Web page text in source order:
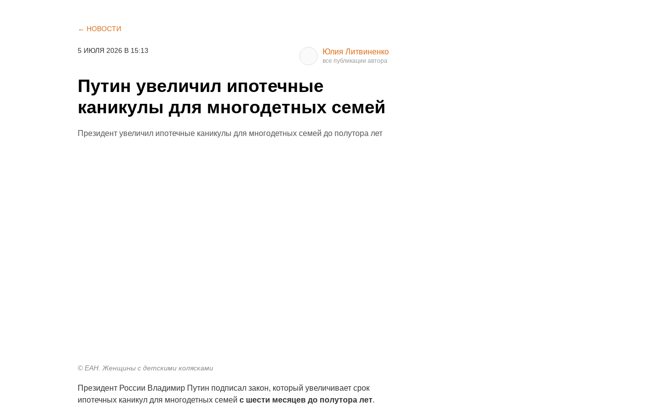
← НОВОСТИ
5 ИЮЛЯ 2026 В 15:13 Юлия Литвиненко
Путин увеличил ипотечные
каникулы для многодетных семей
Президент увеличил ипотечные каникулы для многодетных семей до полутора лет
© ЕАН. Женщины с детскими колясками
Президент России Владимир Путин подписал закон, который увеличивает срок
ипотечных каникул для многодетных семей с шести месяцев до полутора лет.